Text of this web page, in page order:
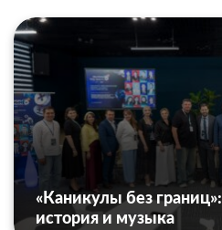
«Каникулы без
история и музыка